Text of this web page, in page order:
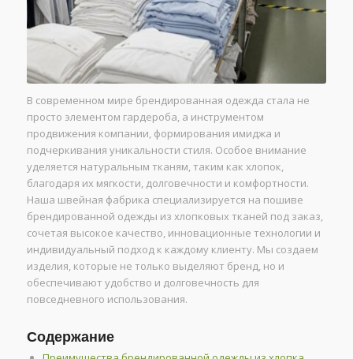
В современном мире брендированная одежда стала не
просто элементом гардероба, а инструментом
продвижения компании, формирования имиджа и
подчеркивания уникальности стиля. Особое внимание
уделяется натуральным тканям, таким как хлопок,
благодаря их мягкости, долговечности и комфортности.
Наша швейная фабрика специализируется на пошиве
брендированной одежды из хлопковых тканей под заказ,
сочетая высокое качество, инновационные технологии и
индивидуальный подход к каждому клиенту. Мы создаем
изделия, которые не только выделяют бренд, но и
обеспечивают удобство и долговечность для
повседневного использования.
Содержание